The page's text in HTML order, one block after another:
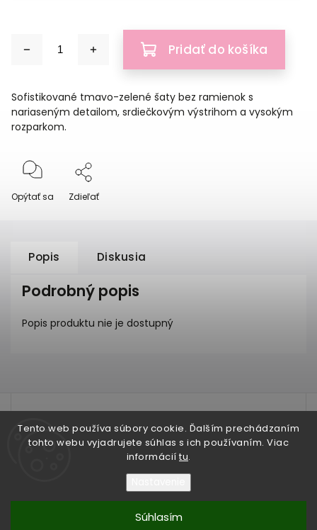
Tento web používa súbory cookie. Ďalším prechádzaním
tohto webu vyjadrujete súhlas s ich používaním. Viac
informácií tu.
Súhlasím
Pridať do košíka
Sofistikované tmavo-zelené šaty bez ramienok s
nariaseným detailom, srdiečkovým výstrihom a vysokým
rozparkom.
Opýtať sa Zdieľať
Popis Diskusia
Podrobný popis
Popis produktu nie je dostupný
test
IRIAN SAM®. Všetky práva vyhradené.